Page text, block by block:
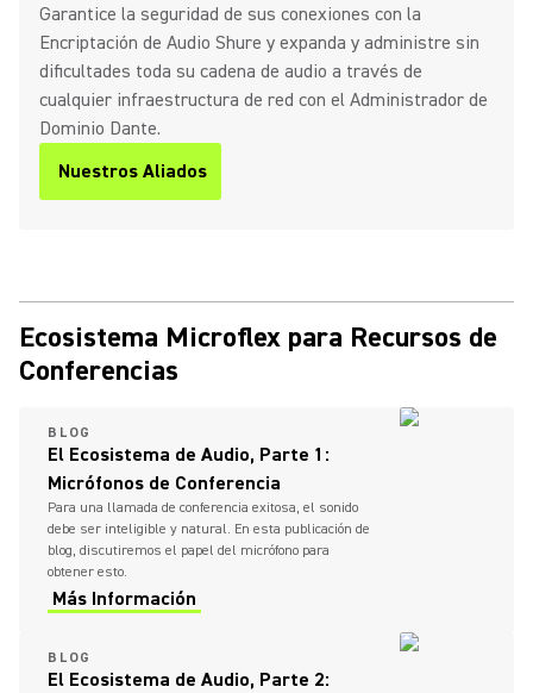
Garantice la seguridad de sus conexiones con la
Encriptación de Audio Shure y expanda y administre sin
dificultades toda su cadena de audio a través de
cualquier infraestructura de red con el Administrador de
Dominio Dante.
Nuestros Aliados
Ecosistema Microflex para Recursos de
Conferencias
BLOG
El Ecosistema de Audio, Parte 1:
Micrófonos de Conferencia
Para una llamada de conferencia exitosa, el sonido
debe ser inteligible y natural. En esta publicación de
blog, discutiremos el papel del micrófono para
obtener esto.
Más Información
BLOG
El Ecosistema de Audio, Parte 2: